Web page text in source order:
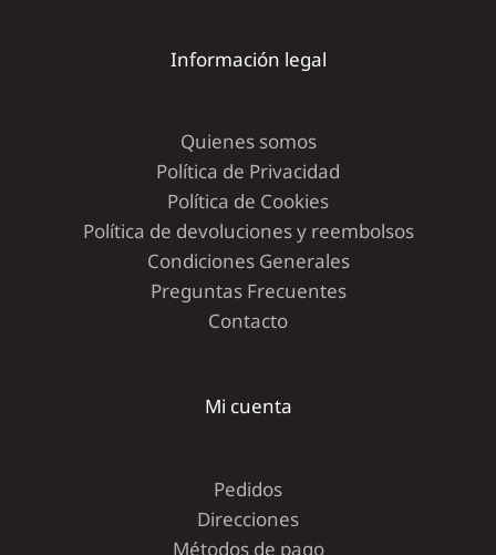
Información legal
Quienes somos
Política de Privacidad
Política de Cookies
Política de devoluciones y reembolsos
Condiciones Generales
Preguntas Frecuentes
Contacto
Mi cuenta
Pedidos
Direcciones
Métodos de pago